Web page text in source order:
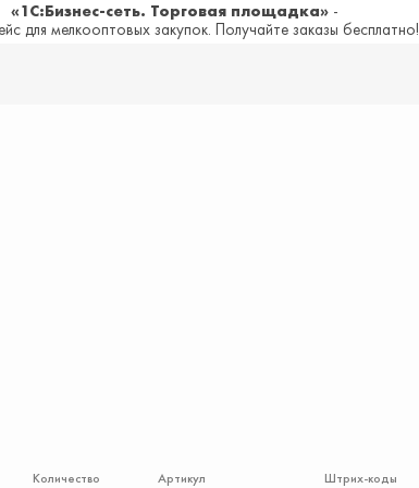
«1С:Бизнес-сеть. Торговая площадка» -
для мелкооптовых закупок. Получайте заказы бесплатно!
Количество Артикул Штрих-коды